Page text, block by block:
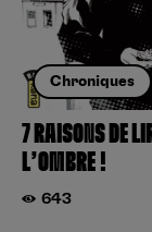
Chroniques
7 RAISONS DE
L’OMBRE !
643